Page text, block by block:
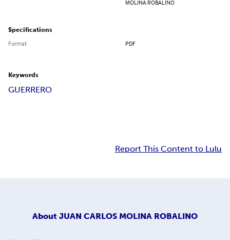
MOLINA ROBALINO
Specifications
Format PDF
Keywords
GUERRERO
Report This Content to Lulu
About JUAN CARLOS MOLINA ROBALINO